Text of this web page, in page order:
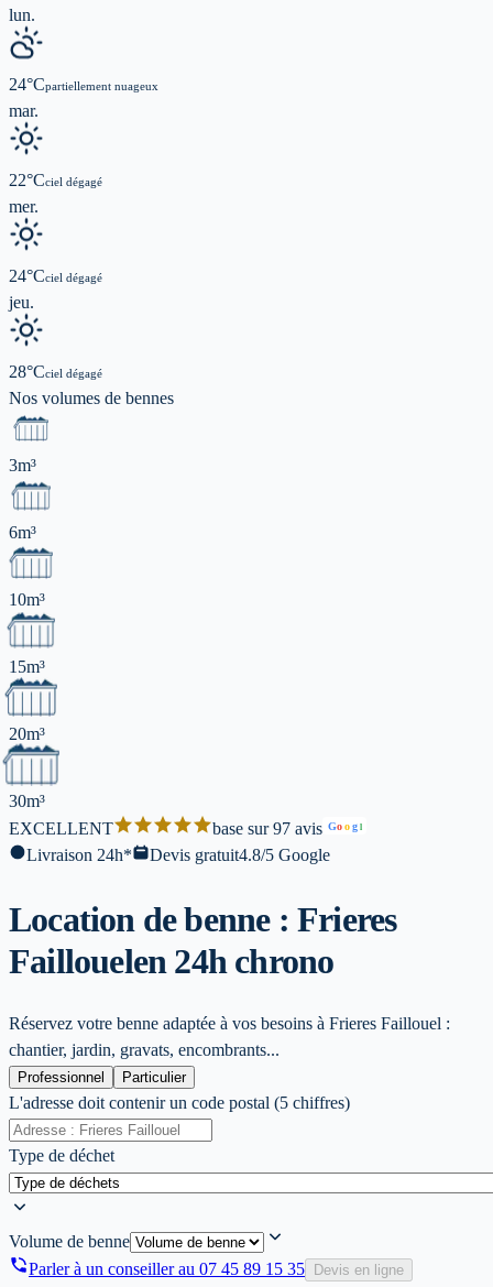
lun.
24°Cpartiellement nuageux
mar.
22°Cciel dégagé
mer.
24°Cciel dégagé
jeu.
28°Cciel dégagé
Nos volumes de bennes
3m³
6m³
10m³
15m³
20m³
30m³
EXCELLENT
base sur 97 avis Goog l
Livraison 24h* Devis gratuit4.8/5 Google
Location de benne : Frieres
Faillouelen 24h chrono
Réservez votre benne adaptée à vos besoins à Frieres Faillouel :
chantier, jardin, gravats, encombrants...
Professionnel Particulier
L'adresse doit contenir un code postal (5 chiffres)
Type de déchet
Volume de benne
Parler à un conseiller au 07 45 89 15 35 Devis en ligne